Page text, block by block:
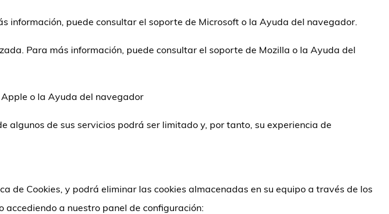
puede consultar el soporte de Microsoft o la Ayuda del navegador.
Para más información, puede consultar el soporte de Mozilla o la Ayuda del
o la Ayuda del navegador
algunos de sus servicios podrá ser limitado y, por tanto, su experiencia de
de Cookies, y podrá eliminar las cookies almacenadas en su equipo a través de los
a nuestro panel de configuración: